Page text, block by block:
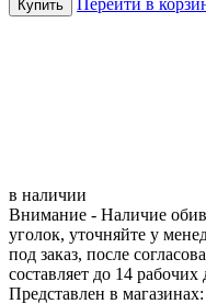
в наличии
Внимание - Наличие
уголок, уточняйте у
под заказ, после
составляет до 14 рабочих
Представлен в магазинах: